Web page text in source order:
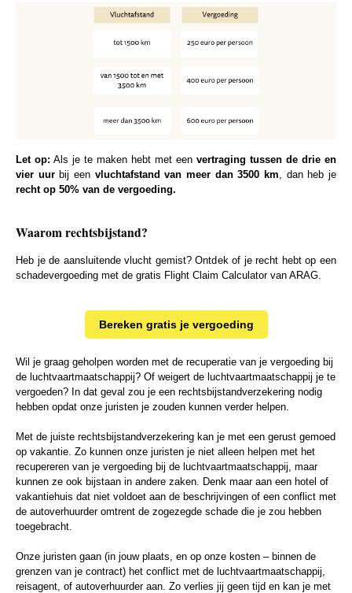
Let op: Als je te maken hebt met een vertraging tussen de drie en
vier uurbij een vluchtafstand van meer dan 3500 km , dan heb je
recht op 50% van de vergoeding.
Waarom rechtsbijstand?
Heb je de aansluitende vlucht gemist? Ontdek of je recht hebt op een
schadevergoeding met de gratis Flight Claim Calculator van ARAG.
Bereken gratis je vergoeding
Wil je graag geholpen worden met de recuperatie van je vergoeding bij
de luchtvaartmaatschappij? Of weigert de luchtvaartmaatschappij je te
vergoeden? In dat geval zou je een rechtsbijstandverzekering nodig
hebben opdat onze juristen je zouden kunnen verder helpen.
Met de juiste rechtsbijstandverzekering kan je met een gerust gemoed
op vakantie. Zo kunnen onze juristen je niet alleen helpen met het
recupereren van je vergoeding bij de luchtvaartmaatschappij, maar
kunnen ze ook bijstaan in andere zaken. Denk maar aan een hotel of
vakantiehuis dat niet voldoet aan de beschrijvingen of een conflict met
de autoverhuurder omtrent de zogezegde schade die je zou hebben
toegebracht.
Onze juristen gaan (in jouw plaats, en op onze kosten – binnen de
grenzen van je contract) het conflict met de luchtvaartmaatschappij,
reisagent, of autoverhuurder aan. Zo verlies jij geen tijd en kan je met